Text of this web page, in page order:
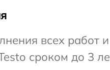
всех работ
сроком до 3